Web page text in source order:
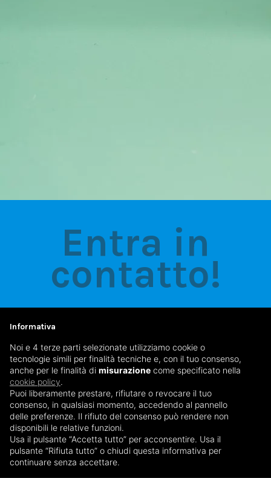
Entra in
contatto!
info@studiodentisticofreewill.it
035 33 41 75
WHATSAPP
392 59 36 674
Informativa
Noi e 4 terze parti selezionate utilizziamo cookie o
tecnologie simili per finalità tecniche e, con il tuo consenso,
anche per le finalità di misurazione come specificato nella
cookie policy.
Puoi liberamente prestare, rifiutare o revocare il tuo
consenso, in qualsiasi momento, accedendo al pannello
delle preferenze. Il rifiuto del consenso può rendere non
disponibili le relative funzioni.
Usa il pulsante “Accetta tutto” per acconsentire. Usa il
pulsante “Rifiuta tutto” o chiudi questa informativa per
continuare senza accettare.